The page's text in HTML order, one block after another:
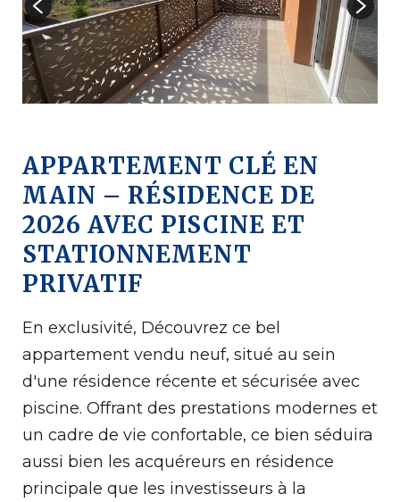
APPARTEMENT CLÉ EN
MAIN – RÉSIDENCE DE
2026 AVEC PISCINE ET
STATIONNEMENT
PRIVATIF
En exclusivité, Découvrez ce bel
appartement vendu neuf, situé au sein
d'une résidence récente et sécurisée avec
piscine. Offrant des prestations modernes et
un cadre de vie confortable, ce bien séduira
aussi bien les acquéreurs en résidence
principale que les investisseurs à la